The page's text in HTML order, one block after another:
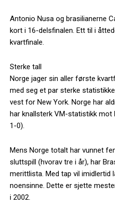
Antonio Nusa og brasilianerne
kort i 16-delsfinalen. Ett til i
kvartfinale.
Sterke tall
Norge jager sin aller første
med seg et par sterke
vest for New York. Norge har
har knallsterk VM-statistikk mot
1-0).
Mens Norge totalt har vunnet
sluttspill (hvorav tre i år), har
merittlista. Med tap vil imidlertid
noensinne. Dette er sjette
i 2002.